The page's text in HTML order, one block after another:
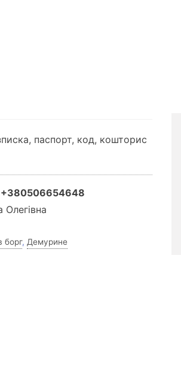
паспорт, код, кошторис
+380506654648
Олегівна
борг, Демурине